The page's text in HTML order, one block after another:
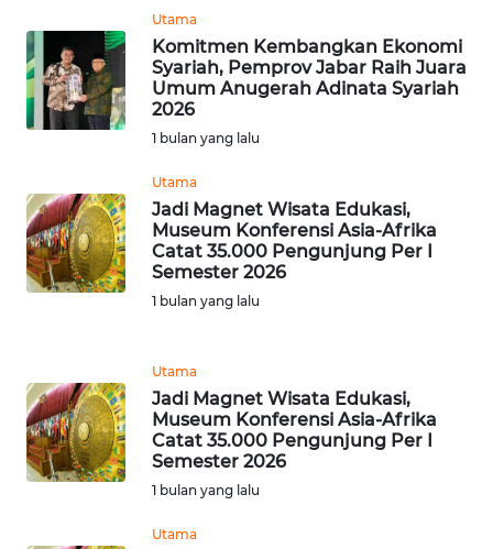
Utama
Komitmen Kembangkan Ekonomi
Syariah, Pemprov Jabar Raih Juara
Umum Anugerah Adinata Syariah
2026
1 bulan yang lalu
Utama
Jadi Magnet Wisata Edukasi,
Museum Konferensi Asia-Afrika
Catat 35.000 Pengunjung Per I
Semester 2026
1 bulan yang lalu
Utama
Jadi Magnet Wisata Edukasi,
Museum Konferensi Asia-Afrika
Catat 35.000 Pengunjung Per I
Semester 2026
1 bulan yang lalu
Utama
WN
BENGKULU
WN
WN
JATENG
WN
JOGJA
WN
JATIM